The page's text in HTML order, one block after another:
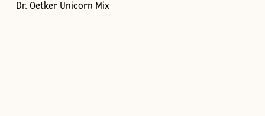
Dr. Oetker Unicorn Mix